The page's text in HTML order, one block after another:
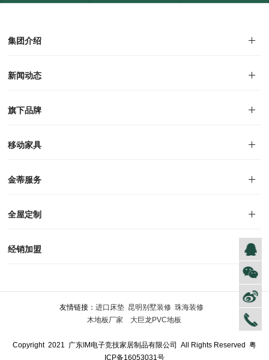
集团介绍
集团介绍
企业文化
人才招聘
商学院
VR全景展厅
董事长介绍
新闻动态
旗下品牌
品牌文化
荣誉资质
产品专利
电子画册
移动家具
迪尚
西瑞
洛斯
里奥
洛卡
美舍
新古典
纯美
金蒂服务
售后服务
防伪识别
投诉建议
全屋定制
风格定制
空间定制
户型案例
材质展示
预约量尺
经销加盟
友情链接：进口床垫 昆明别墅装修 珠海装修
木地板厂家
大巨龙PVC地板
Copyright 2021 广东IM电子竞技家居制品有限公司 All Rights Reserved 粤
ICP备16053031号